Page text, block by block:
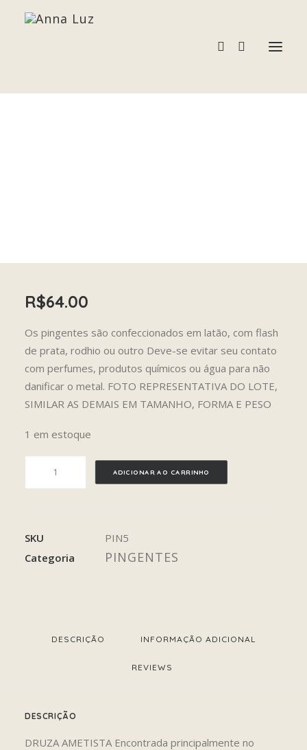
R$64.00
Os pingentes são confeccionados em latão, com flash
de prata, rodhio ou outro Deve-se evitar seu contato
com perfumes, produtos químicos ou água para não
danificar o metal. FOTO REPRESENTATIVA DO LOTE,
SIMILAR AS DEMAIS EM TAMANHO, FORMA E PESO
1 em estoque
ADICIONAR AO CARRINHO
SKU
PIN5
Categoria
PINGENTES
DESCRIÇÃO INFORMAÇÃO ADICIONAL
REVIEWS
DESCRIÇÃO
DRUZA AMETISTA Encontrada principalmente no